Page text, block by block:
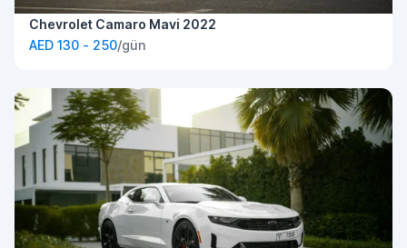
Chevrolet Camaro Mavi 2022
AED 130 - 250/gün